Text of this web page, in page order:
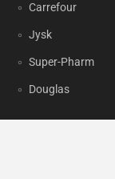
Carrefour
Jysk
Super-Pharm
Douglas